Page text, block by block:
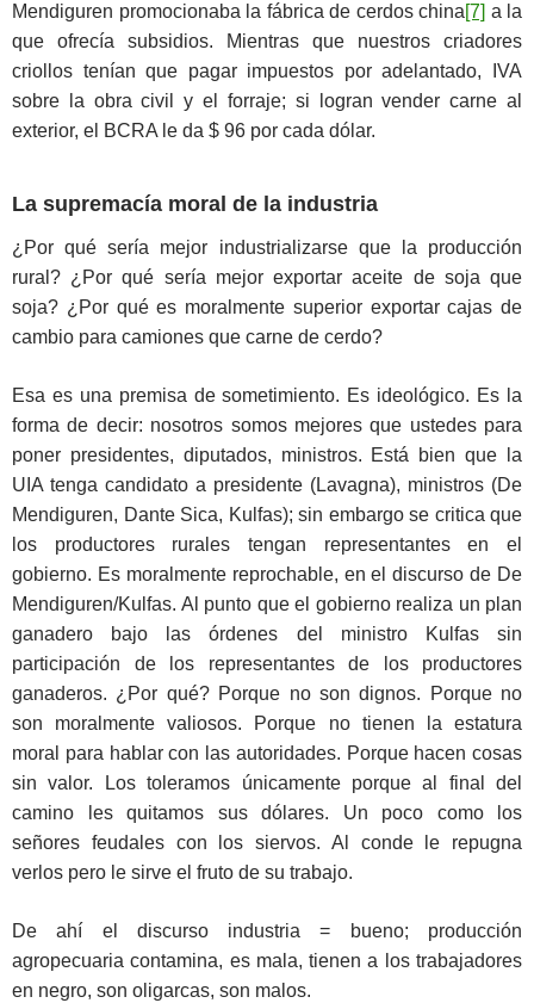
Mendiguren promocionaba la fábrica de cerdos china[7] a la
que ofrecía subsidios. Mientras que nuestros criadores
criollos tenían que pagar impuestos por adelantado, IVA
sobre la obra civil y el forraje; si logran vender carne al
exterior, el BCRA le da $ 96 por cada dólar.
La supremacía moral de la industria
¿Por qué sería mejor industrializarse que la producción
rural? ¿Por qué sería mejor exportar aceite de soja que
soja? ¿Por qué es moralmente superior exportar cajas de
cambio para camiones que carne de cerdo?
Esa es una premisa de sometimiento. Es ideológico. Es la
forma de decir: nosotros somos mejores que ustedes para
poner presidentes, diputados, ministros. Está bien que la
UIA tenga candidato a presidente (Lavagna), ministros (De
Mendiguren, Dante Sica, Kulfas); sin embargo se critica que
los productores rurales tengan representantes en el
gobierno. Es moralmente reprochable, en el discurso de De
Mendiguren/Kulfas. Al punto que el gobierno realiza un plan
ganadero bajo las órdenes del ministro Kulfas sin
participación de los representantes de los productores
ganaderos. ¿Por qué? Porque no son dignos. Porque no
son moralmente valiosos. Porque no tienen la estatura
moral para hablar con las autoridades. Porque hacen cosas
sin valor. Los toleramos únicamente porque al final del
camino les quitamos sus dólares. Un poco como los
señores feudales con los siervos. Al conde le repugna
verlos pero le sirve el fruto de su trabajo.
De ahí el discurso industria = bueno; producción
agropecuaria contamina, es mala, tienen a los trabajadores
en negro, son oligarcas, son malos.